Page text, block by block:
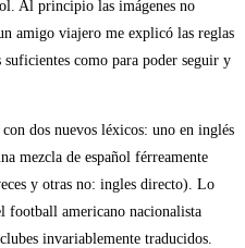
Al principio las imágenes no
amigo viajero me explicó las reglas
como para poder seguir y
dos nuevos léxicos: uno en inglés
mezcla de español férreamente
y otras no: ingles directo). Lo
football americano nacionalista
invariablemente traducidos.